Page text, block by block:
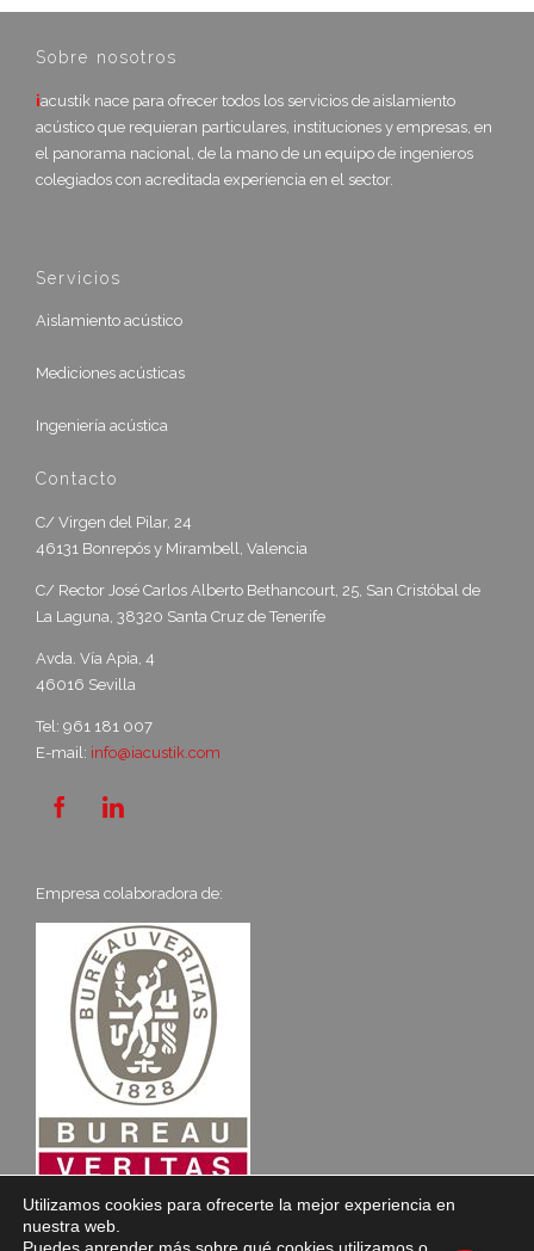
Sobre nosotros
iacustik nace para ofrecer todos los servicios de aislamiento
acústico que requieran particulares, instituciones y empresas, en
el panorama nacional, de la mano de un equipo de ingenieros
colegiados con acreditada experiencia en el sector.
Servicios
Aislamiento acústico
Mediciones acústicas
Ingeniería acústica
Contacto
C/ Virgen del Pilar, 24
46131 Bonrepós y Mirambell, Valencia
C/ Rector José Carlos Alberto Bethancourt, 25, San Cristóbal de
La Laguna, 38320 Santa Cruz de Tenerife
Avda. Vía Apia, 4
46016 Sevilla
Tel: 961 181 007
E-mail: info@iacustik.com
 
Empresa colaboradora de:
Utilizamos cookies para ofrecerte la mejor experiencia en
nuestra web.